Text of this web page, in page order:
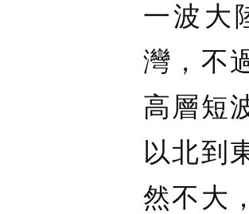
一波大
灣，不
高層短
以北到
然不大